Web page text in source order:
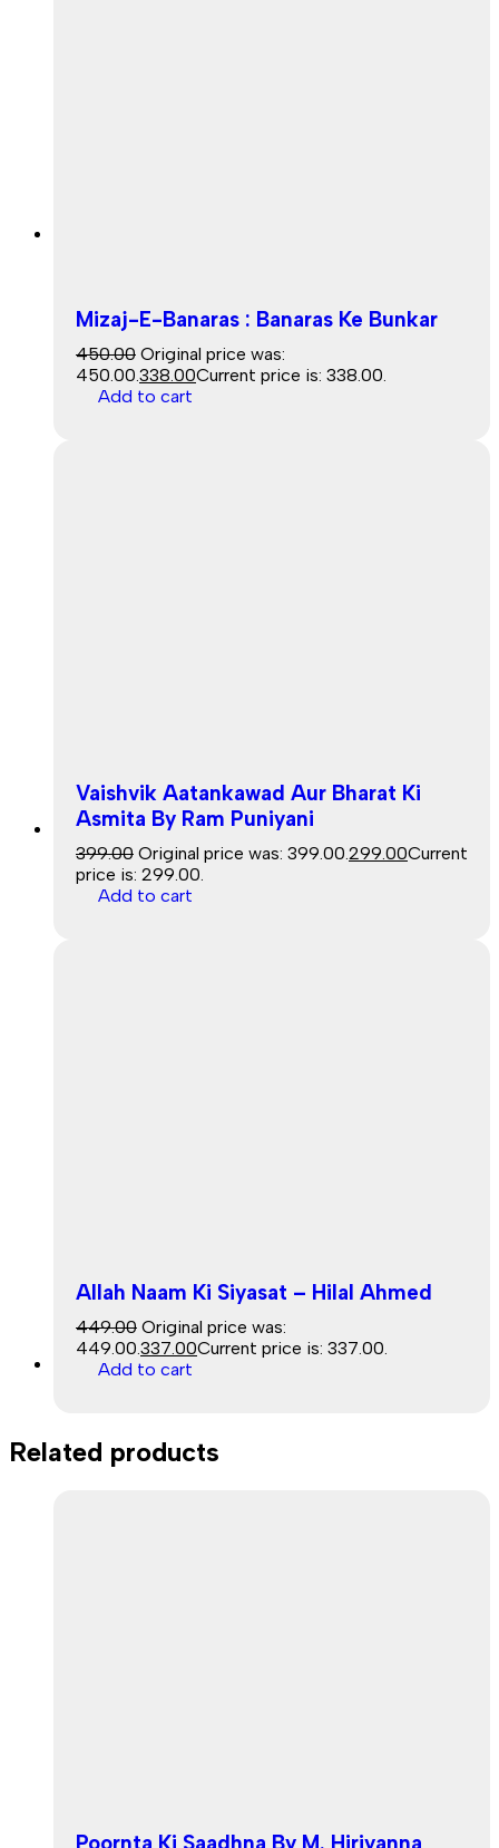
Sale
Mizaj-E-Banaras : Banaras Ke Bunkar
450.00 Original price was:
₹450.00. 338.00Current price is: ₹338.00.
Add to cart
Sale
Vaishvik Aatankawad Aur Bharat Ki
Asmita By Ram Puniyani
399.00 Original price was: ₹399.00. 299.00Current
price is: ₹299.00.
Add to cart
Allah Naam Ki Siyasat – Hilal Ahmed
449.00 Original price was:
₹449.00. 337.00Current price is: ₹337.00.
Add to cart
Related products
Poornta Ki Saadhna By M. Hiriyanna